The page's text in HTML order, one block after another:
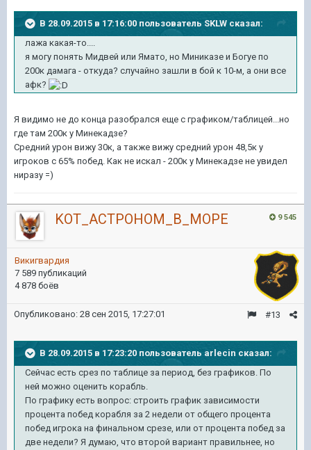
В 28.09.2015 в 17:16:00 пользователь SKLW сказал:
лажа какая-то....
я могу понять Мидвей или Ямато, но Миниказе и Богуе по
200к дамага - откуда? случайно зашли в бой к 10-м, а они все
афк?
Я видимо не до конца разобрался еще с графиком/таблицей...но
где там 200к у Минекадзе?
Средний урон вижу 30к, а также вижу средний урон 48,5к у
игроков с 65% побед. Как не искал - 200к у Минекадзе не увидел
ниразу =)
9 545
KOT_ACTPOHOM_B_MOPE
Викигвардия
7 589 публикаций
4 878 боёв
#13
Опубликовано: 28 сен 2015, 17:27:01
В 28.09.2015 в 17:23:20 пользователь arlecin сказал:
Сейчас есть срез по таблице за период, без графиков. По
ней можно оценить корабль.
По графику есть вопрос: строить график зависимости
процента побед корабля за 2 недели от общего процента
побед игрока на финальном срезе, или от процента побед за
две недели? Я думаю, что второй вариант правильнее, но